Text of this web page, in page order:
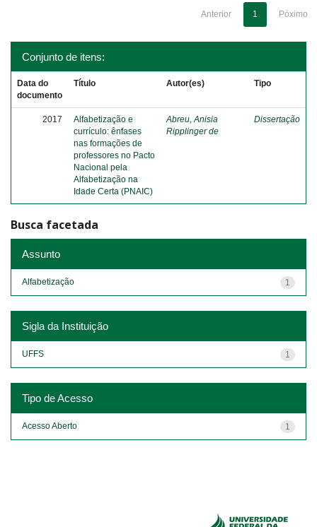
Anterior 1 Póximo
Conjunto de itens:
Data do
documento
Título Autor(es) Tipo
2017
Alfabetização e
currículo: ênfases
nas formações de
professores no Pacto
Nacional pela
Alfabetização na
Idade Certa (PNAIC)
Abreu, Anisia
Ripplinger de
Dissertação
Busca facetada
Assunto
1
Alfabetização
Sigla da Instituição
1
UFFS
Tipo de Acesso
1
Acesso Aberto